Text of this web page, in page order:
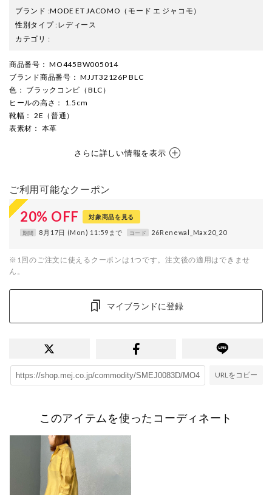
ブランド :MODE ET JACOMO （モード エ ジャコモ）
性別タイプ:レディース
カテゴリ :
商品番号 ： MO445BW005014
ブランド商品番号 ： MJJT32126P BLC
色 ： ブラックコンビ（BLC）
ヒールの高さ ： 1.5cm
靴幅 ： 2E（普通）
表素材 ： 本革
さらに詳しい情報を表示
ご利用可能なクーポン
20% OFF 対象商品を見る
期間 8月17日 (Mon) 11:59まで コード 26Renewal_Max20_20
※1回のご注文に使えるクーポンは1つです。注文後の適用はできませ
ん。
マイブランドに登録
URLをコピー
このアイテムを使ったコーディネート